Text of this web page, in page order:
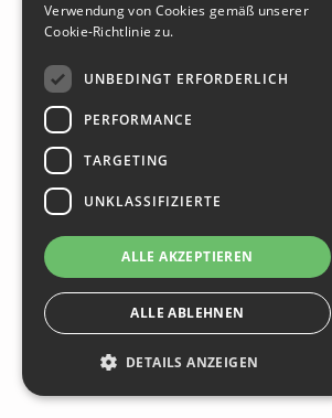
Verwendung von Cookies gemäß unserer
Cookie-Richtlinie zu.
UNBEDINGT ERFORDERLICH
PERFORMANCE
TARGETING
UNKLASSIFIZIERTE
ALLE AKZEPTIEREN
ALLE ABLEHNEN
DETAILS ANZEIGEN